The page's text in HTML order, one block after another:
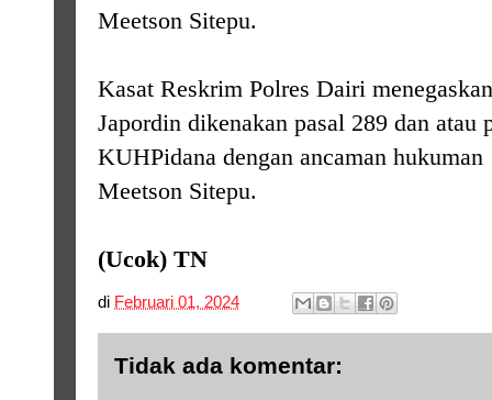
Meetson Sitepu.
Kasat Reskrim Polres Dairi
Japordin dikenakan pasal 289 dan atau
KUHPidana dengan ancaman
Meetson Sitepu.
(Ucok) TN
di Februari 01, 2024
Tidak ada komentar: